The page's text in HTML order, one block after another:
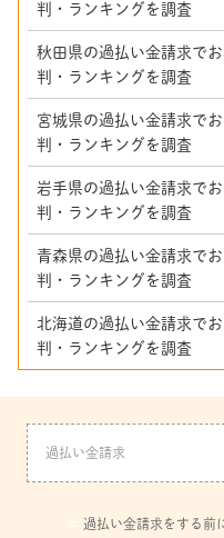
判・ランキングを調査
秋田県の過払い金請求で
判・ランキングを調査
宮城県の過払い金請求で
判・ランキングを調査
岩手県の過払い金請求で
判・ランキングを調査
青森県の過払い金請求で
判・ランキングを調査
北海道の過払い金請求で
判・ランキングを調査
過払い金請求
© 過払い金請求をする前